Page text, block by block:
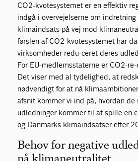
CO2-kvotesystemet er en effektiv
indgå i overvejelserne om indretning
klimaindsats på vej mod
førslen af CO2-kvotesystemet har
virksomheder redu-ceret deres
For EU-medlemsstaterne er CO2-
Det viser med al tydelighed, at
nødvendigt for at nå
afsnit kommer vi ind på, hvordan de
udledninger kommer til at spille en
og Danmarks klimaindsatser efter
Behov for negative
nå klimaneutralitet